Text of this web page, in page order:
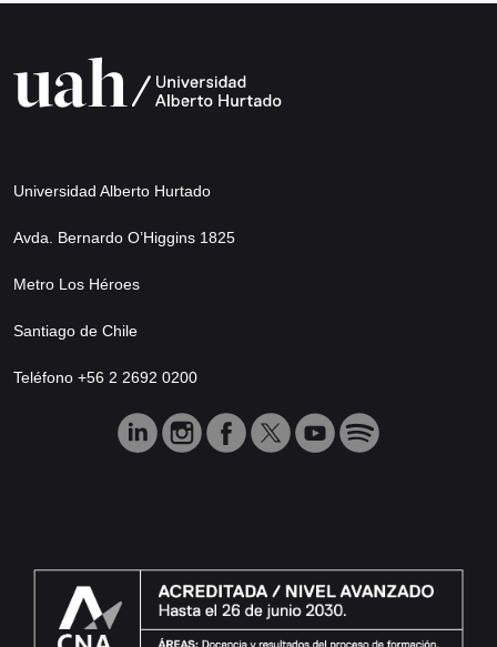
Universidad Alberto Hurtado
Avda. Bernardo O’Higgins 1825
Metro Los Héroes
Santiago de Chile
Teléfono +56 2 2692 0200